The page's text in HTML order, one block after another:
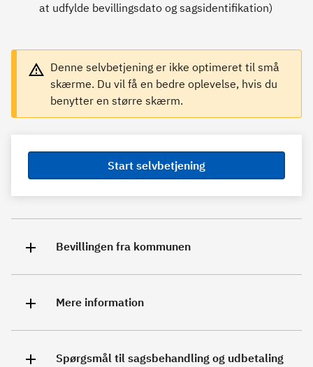
at udfylde bevillingsdato og sagsidentifikation)
Denne selvbetjening er ikke optimeret til små
skærme. Du vil få en bedre oplevelse, hvis du
benytter en større skærm.
Start selvbetjening
Bevillingen fra kommunen
Mere information
Spørgsmål til sagsbehandling og udbetaling